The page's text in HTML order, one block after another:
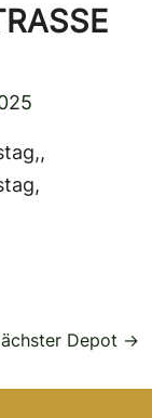
Depot →